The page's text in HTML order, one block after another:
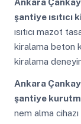
şantiye
ısıtıcı mazot
kiralama beton
kiralama
Ankara
şantiye
nem alma